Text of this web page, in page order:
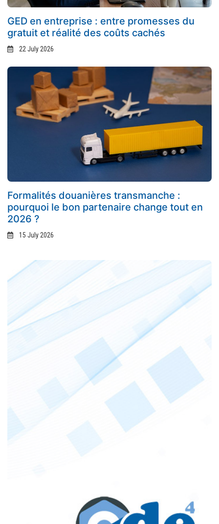
GED en entreprise : entre promesses du
gratuit et réalité des coûts cachés
22 July 2026
Formalités douanières transmanche :
pourquoi le bon partenaire change tout en
2026 ?
15 July 2026